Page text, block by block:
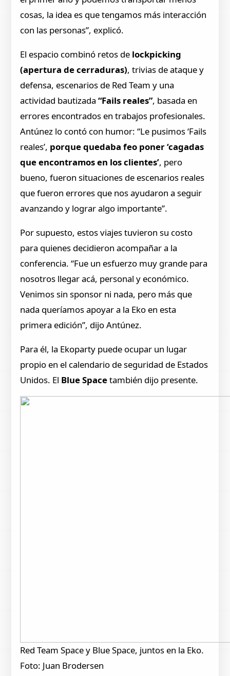
cosas, la idea es que tengamos más interacción
con las personas”, explicó.
El espacio combinó retos de lockpicking
(apertura de cerraduras), trivias de ataque y
defensa, escenarios de Red Team y una
actividad bautizada“Fails reales”, basada en
errores encontrados en trabajos profesionales.
Antúnez lo contó con humor: “Le pusimos ‘Fails
reales’, porque quedaba feo poner ‘cagadas
que encontramos en los clientes’, pero
bueno, fueron situaciones de escenarios reales
que fueron errores que nos ayudaron a seguir
avanzando y lograr algo importante”.
Por supuesto, estos viajes tuvieron su costo
para quienes decidieron acompañar a la
conferencia. “Fue un esfuerzo muy grande para
nosotros llegar acá, personal y económico.
Venimos sin sponsor ni nada, pero más que
nada queríamos apoyar a la Eko en esta
primera edición”, dijo Antúnez.
Para él, la Ekoparty puede ocupar un lugar
propio en el calendario de seguridad de Estados
Unidos. El Blue Spacetambién dijo presente.
Red Team Space y Blue Space, juntos en la Eko.
Foto: Juan Brodersen